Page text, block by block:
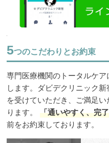
5つのこだわりとお約束
専門医療機関のトータルケ
します。ダビデクリニック
を受けていただき、ご満足
ります。
「通いやすく、完
前をお約束しております。